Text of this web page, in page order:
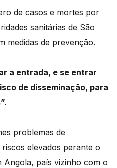
de casos e mortes por
sanitárias de São
medidas de prevenção.
a entrada, e se entrar
de disseminação, para
problemas de
elevados perante o
Angola, país vizinho com o